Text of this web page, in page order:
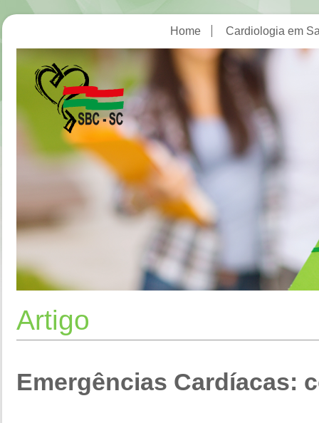
Home Cardiologia em
Artigo
Emergências Cardíacas: